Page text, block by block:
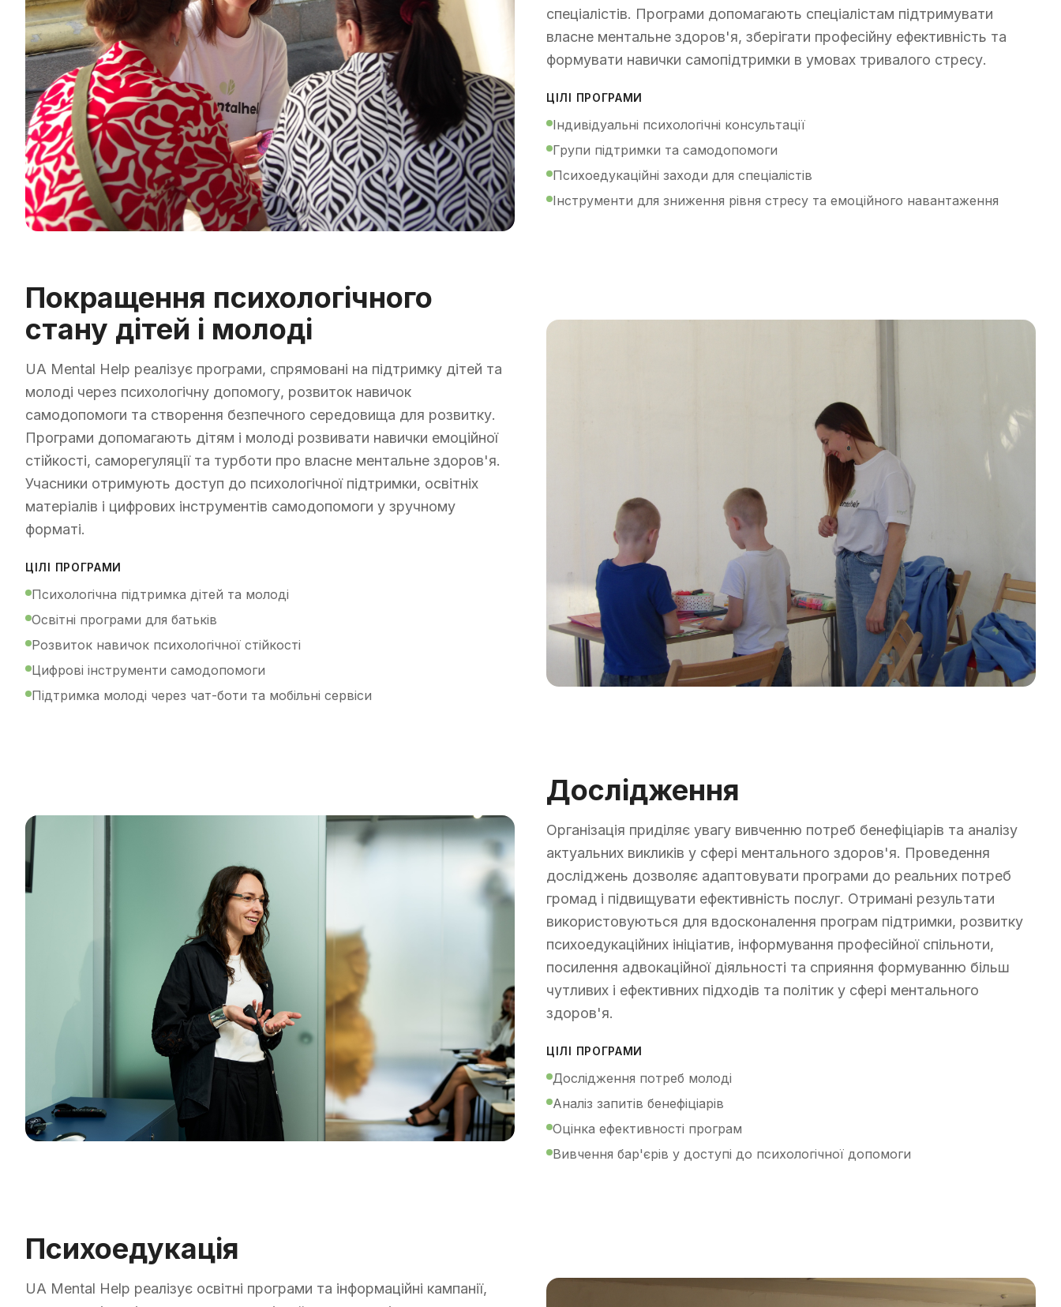
спеціалістів. Програми допомагають спеціалістам підтримувати
власне ментальне здоров'я, зберігати професійну ефективність та
формувати навички самопідтримки в умовах тривалого стресу.
ЦІЛІ ПРОГРАМИ
Індивідуальні психологічні консультації
Групи підтримки та самодопомоги
Психоедукаційні заходи для спеціалістів
Інструменти для зниження рівня стресу та емоційного навантаження
Покращення психологічного
стану дітей і молоді
UA Mental Help реалізує програми, спрямовані на підтримку дітей та
молоді через психологічну допомогу, розвиток навичок
самодопомоги та створення безпечного середовища для розвитку.
Програми допомагають дітям і молоді розвивати навички емоційної
стійкості, саморегуляції та турботи про власне ментальне здоров'я.
Учасники отримують доступ до психологічної підтримки, освітніх
матеріалів і цифрових інструментів самодопомоги у зручному
форматі.
ЦІЛІ ПРОГРАМИ
Психологічна підтримка дітей та молоді
Освітні програми для батьків
Розвиток навичок психологічної стійкості
Цифрові інструменти самодопомоги
Підтримка молоді через чат-боти та мобільні сервіси
Дослідження
Організація приділяє увагу вивченню потреб бенефіціарів та аналізу
актуальних викликів у сфері ментального здоров'я. Проведення
досліджень дозволяє адаптовувати програми до реальних потреб
громад і підвищувати ефективність послуг. Отримані результати
використовуються для вдосконалення програм підтримки, розвитку
психоедукаційних ініціатив, інформування професійної спільноти,
посилення адвокаційної діяльності та сприяння формуванню більш
чутливих і ефективних підходів та політик у сфері ментального
здоров'я.
ЦІЛІ ПРОГРАМИ
Дослідження потреб молоді
Аналіз запитів бенефіціарів
Оцінка ефективності програм
Вивчення бар'єрів у доступі до психологічної допомоги
Психоедукація
UA Mental Help реалізує освітні програми та інформаційні кампанії,